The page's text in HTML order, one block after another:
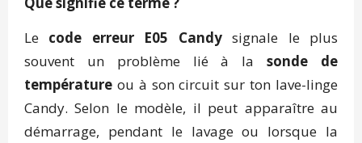
Le code erreur E05 Candysignale le plus
souvent un problème lié à lasonde de
température ou à son circuit sur ton lave-linge
Candy. Selon le modèle, il peut apparaître au
démarrage, pendant le lavage ou lorsque la